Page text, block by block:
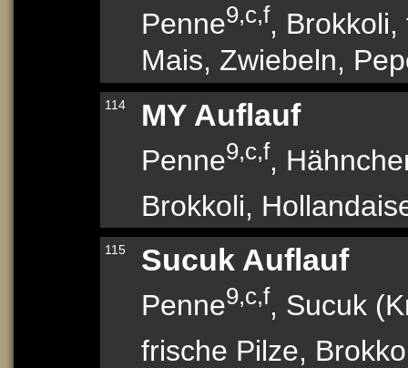
Penne9,c,f,
Mais, Zwiebeln,
114 MY Auflauf
Penne9,c,f,
Brokkoli,
115 Sucuk Auflauf
Penne9,c,f, Sucuk
frische Pilze,